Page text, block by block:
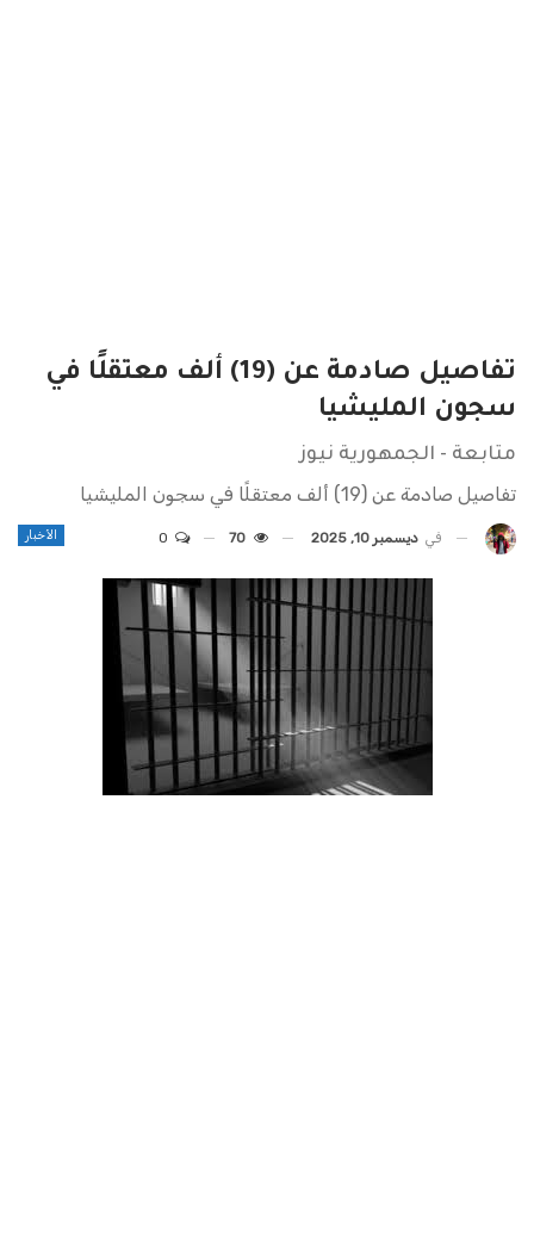
تفاصيل صادمة عن (19) ألف معتقلًا في
سجون المليشيا
متابعة - الجمهورية نيوز
تفاصيل صادمة عن (19) ألف معتقلًا في سجون المليشيا
الأخبار في ديسمبر 10, 2025 70